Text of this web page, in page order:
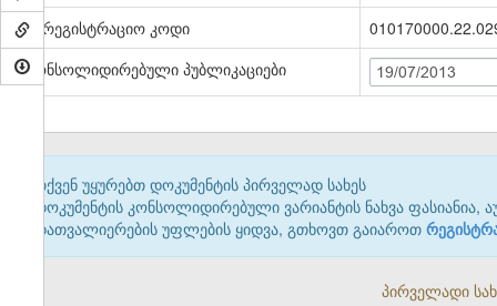
სარეგისტრაციო კოდი
კონსოლიდირებული პუბლიკაციები
19/07/2013
თქვენ უყურებთ დოკუმენტის პირველად სახეს
დოკუმენტის კონსოლიდირებული ვარიანტის ნახვა ფასიანია,
დათვალიერების უფლების ყიდვა, გთხოვთ გაიაროთ
პირველადი